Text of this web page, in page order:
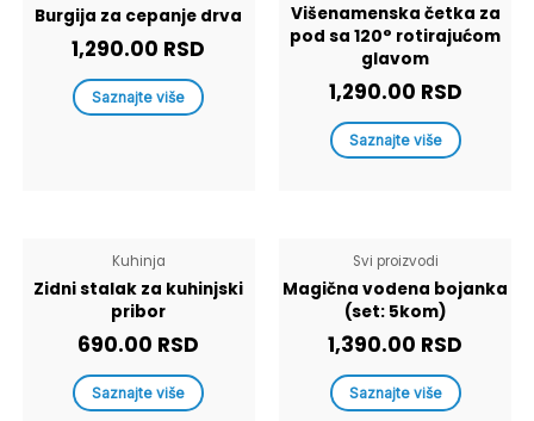
Burgija za cepanje drva
1,290.00 RSD
Saznajte više
Višenamenska četka za
pod sa 120° rotirajućom
glavom
1,290.00 RSD
Saznajte više
Kuhinja
Zidni stalak za kuhinjski
pribor
690.00 RSD
Saznajte više
Svi proizvodi
Magična vodena bojanka
(set: 5kom)
1,390.00 RSD
Saznajte više